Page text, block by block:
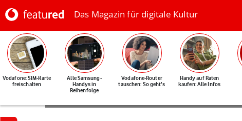
Das Magazin für digitale Kultur
Vodafone: SIM-Karte
freischalten
Alle Samsung-
Handys in
Reihenfolge
Vodafone-Router
tauschen: So geht's
Handy auf Raten
kaufen: Alle Infos